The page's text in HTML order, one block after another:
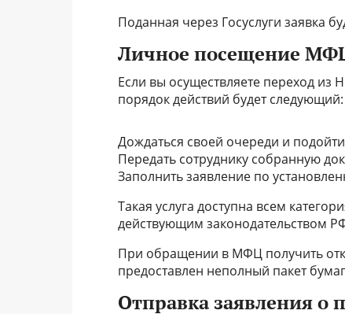
Поданная через Госуслуги заявка
Личное посещение
Если вы осуществляете переход
порядок действий будет следующий:
Дождаться своей очереди и
Передать сотруднику собранную
Заполнить заявление по
Такая услуга доступна всем
действующим законодательством
При обращении в МФЦ получить
предоставлен неполный пакет
Отправка заявления о